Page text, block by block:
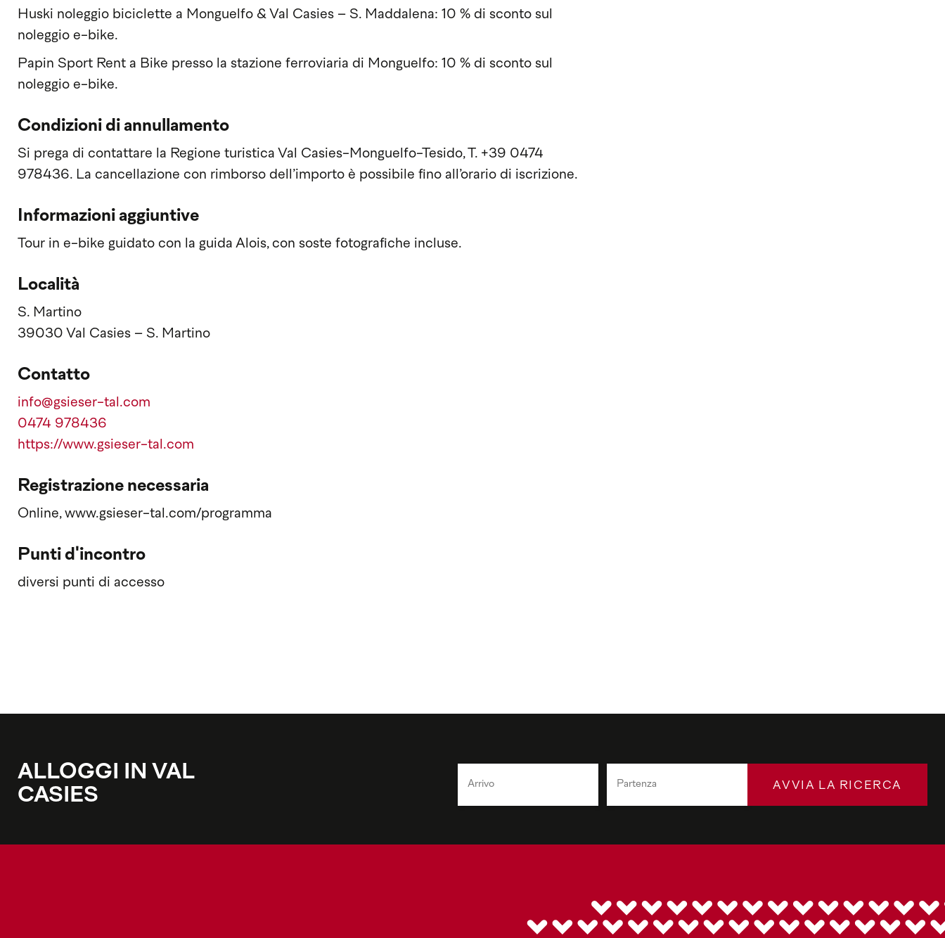
Huski noleggio biciclette a Monguelfo & Val Casies – S. Maddalena: 10 % di sconto sul
noleggio e-bike.
Papin Sport Rent a Bike presso la stazione ferroviaria di Monguelfo: 10 % di sconto sul
noleggio e-bike.
Condizioni di annullamento
Si prega di contattare la Regione turistica Val Casies-Monguelfo-Tesido, T. +39 0474
978436. La cancellazione con rimborso dell’importo è possibile fino all’orario di iscrizione.
Informazioni aggiuntive
Tour in e-bike guidato con la guida Alois, con soste fotografiche incluse.
Località
S. Martino
39030 Val Casies – S. Martino
Contatto
info@gsieser-tal.com
0474 978436
https://www.gsieser-tal.com
Registrazione necessaria
Online, www.gsieser-tal.com/programma
Punti d'incontro
diversi punti di accesso
ALLOGGI IN VAL
CASIES
AVVIA LA RICERCA